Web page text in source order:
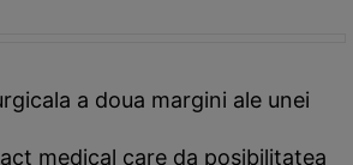
a doua margini ale unei
medical care da posibilitatea